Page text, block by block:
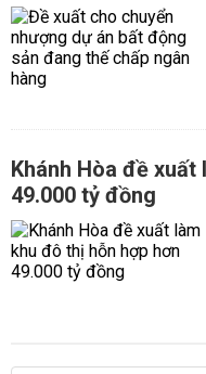
Khánh Hòa đề
49.000 tỷ đồng